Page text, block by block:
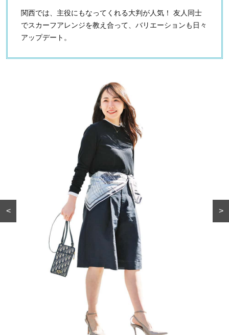
関西では、主役にもなってくれる大判が人気！ 友人同士
でスカーフアレンジを教え合って、バリエーションも日々
アップデート。
< >